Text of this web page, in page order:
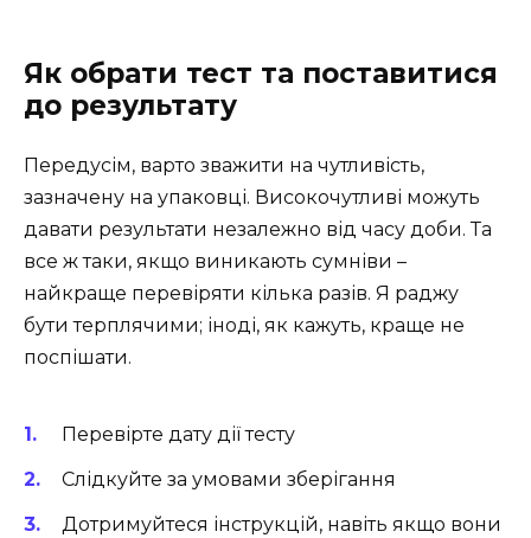
Як обрати тест та поставитися
до результату
Передусім, варто зважити на чутливість,
зазначену на упаковці. Високочутливі можуть
давати результати незалежно від часу доби. Та
все ж таки, якщо виникають сумніви –
найкраще перевіряти кілька разів. Я раджу
бути терплячими; іноді, як кажуть, краще не
поспішати.
Перевірте дату дії тесту
Слідкуйте за умовами зберігання
Дотримуйтеся інструкцій, навіть якщо вони